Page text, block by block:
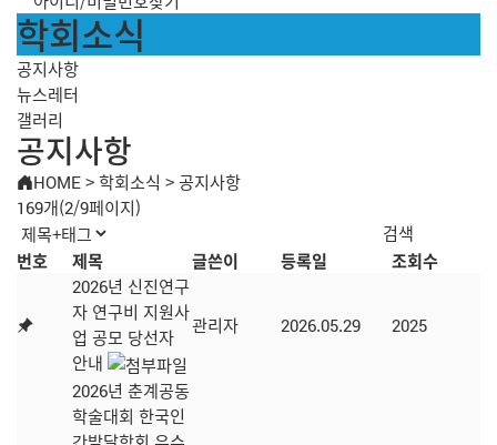
학회소식
공지사항
뉴스레터
갤러리
공지사항
HOME>학회소식 >공지사항
169개(2/9페이지)
번호 제목 글쓴이 등록일
조회수
2026년 신진연구
자 연구비 지원사
업 공모 당선자
안내
관리자 2026.05.29 2025
2026년 춘계공동
학술대회 한국인